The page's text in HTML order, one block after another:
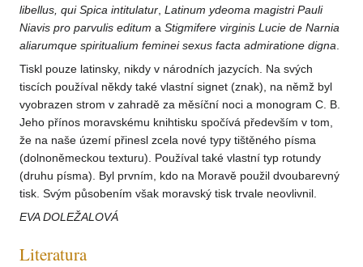
libellus, qui Spica intitulatur Latinum ydeoma magistri Pauli
Niavis pro parvulis editum a Stigmifere virginis Lucie de Narnia
aliarumque spiritualium feminei sexus facta admiratione digna
Tiskl pouze latinsky, nikdy v národních jazycích. Na svých
tiscích používal někdy také vlastní signet (znak), na němž byl
vyobrazen strom v zahradě za měsíční noci a monogram C. B.
Jeho přínos moravskému knihtisku spočívá především v tom,
že na naše území přinesl zcela nové typy tištěného písma
(dolnoněmeckou texturu). Používal také vlastní typ rotundy
(druhu písma). Byl prvním, kdo na Moravě použil dvoubarevný
tisk. Svým působením však moravský tisk trvale neovlivnil.
EVA DOLEŽALOVÁ
Literatura